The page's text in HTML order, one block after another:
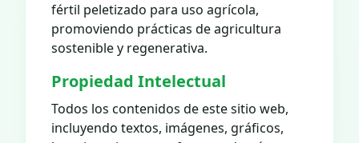
fértil peletizado para uso agrícola,
promoviendo prácticas de agricultura
sostenible y regenerativa.
Propiedad Intelectual
Todos los contenidos de este sitio web,
incluyendo textos, imágenes, gráficos,